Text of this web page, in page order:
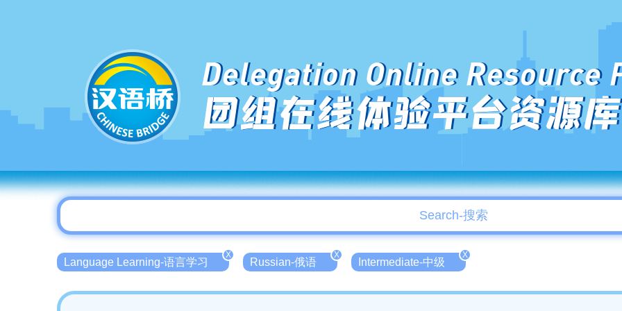
Delegation Online Resource
团组在线体验平台资源库
Language Learning-语言学习
X
Russian-俄语
X
Intermediate-中级
X